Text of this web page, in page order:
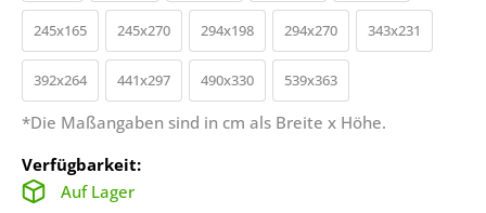
245x165 245x270 294x198 294x270 343x231
392x264 441x297 490x330 539x363
*Die Maßangaben sind in cm als Breite x Höhe.
Verfügbarkeit:
Auf Lager